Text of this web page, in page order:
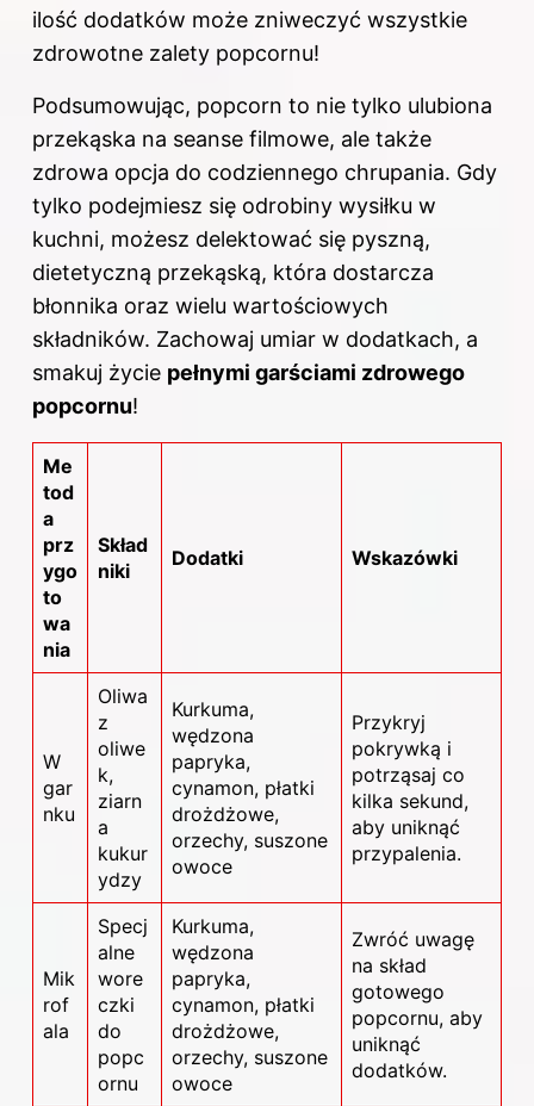
ilość dodatków może zniweczyć wszystkie
zdrowotne zalety popcornu!
Podsumowując, popcorn to nie tylko ulubiona
przekąska na seanse filmowe, ale także
zdrowa opcja do codziennego chrupania. Gdy
tylko podejmiesz się odrobiny wysiłku w
kuchni, możesz delektować się pyszną,
dietetyczną przekąską, która dostarcza
błonnika oraz wielu wartościowych
składników. Zachowaj umiar w dodatkach, a
smakuj życie pełnymi garściami zdrowego
popcornu!
Me
tod
a
prz
ygo
to
wa
nia
Skład
niki
Dodatki Wskazówki
W
gar
nku
Oliwa
z
oliwe
k,
ziarn
a
kukur
ydzy
Kurkuma,
wędzona
papryka,
cynamon, płatki
drożdżowe,
orzechy, suszone
owoce
Przykryj
pokrywką i
potrząsaj co
kilka sekund,
aby uniknąć
przypalenia.
Mik
rof
ala
Specj
alne
wore
czki
do
popc
ornu
Kurkuma,
wędzona
papryka,
cynamon, płatki
drożdżowe,
orzechy, suszone
owoce
Zwróć uwagę
na skład
gotowego
popcornu, aby
uniknąć
dodatków.